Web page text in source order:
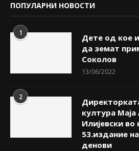
ПОПУЛАРНИ НОВОСТИ
1
Дете од кое
да земат
Соколов
13/06/2022
2
култура
Илијевски во
53.издание
денови